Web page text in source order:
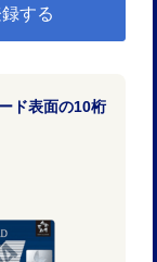
する
ド表面の10桁